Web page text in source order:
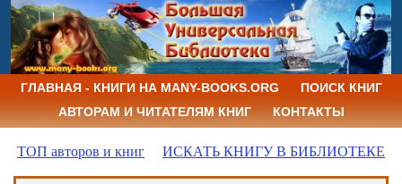
ГЛАВНАЯ - КНИГИ НА MANY-BOOKS.ORG
ПОИСК КНИГ
АВТОРАМ И ЧИТАТЕЛЯМ КНИГ
КОНТАКТЫ
ТОП авторов и книг ИСКАТЬ КНИГУ В БИБЛИОТЕКЕ